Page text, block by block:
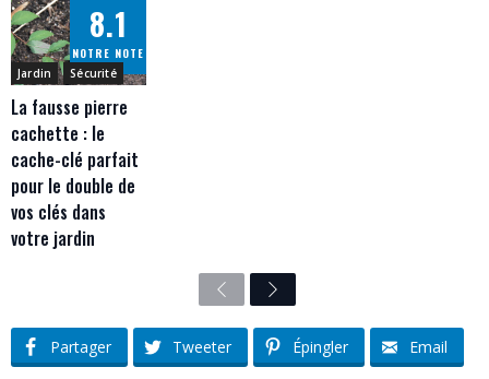
8.1
NOTRE NOTE
Jardin Sécurité
La fausse pierre
cachette : le
cache-clé parfait
pour le double de
vos clés dans
votre jardin
PreviousNext
Partager Tweeter Épingler Email